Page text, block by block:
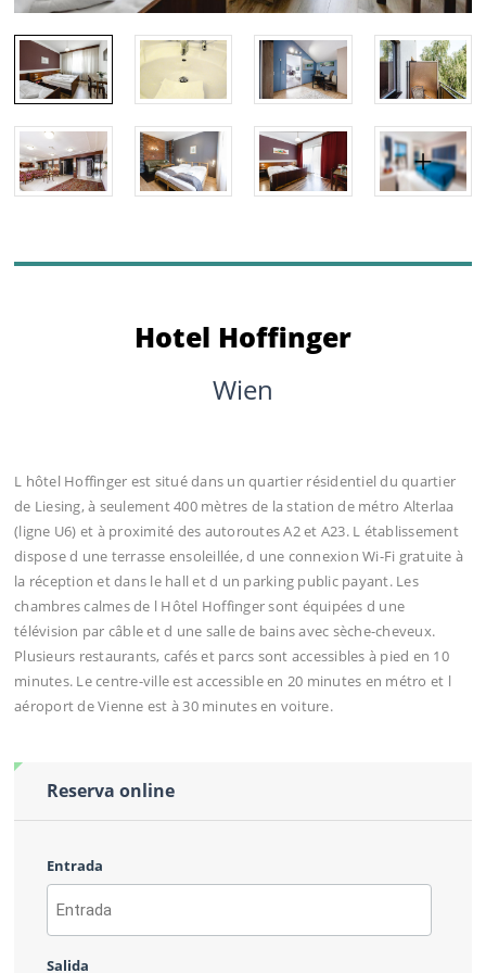
Hotel Hoffinger
Wien
L hôtel Hoffinger est situé dans un quartier résidentiel du quartier
de Liesing, à seulement 400 mètres de la station de métro Alterlaa
(ligne U6) et à proximité des autoroutes A2 et A23. L établissement
dispose d une terrasse ensoleillée, d une connexion Wi-Fi gratuite à
la réception et dans le hall et d un parking public payant. Les
chambres calmes de l Hôtel Hoffinger sont équipées d une
télévision par câble et d une salle de bains avec sèche-cheveux.
Plusieurs restaurants, cafés et parcs sont accessibles à pied en 10
minutes. Le centre-ville est accessible en 20 minutes en métro et l
aéroport de Vienne est à 30 minutes en voiture.
Reserva online
Entrada
AAAA
Salida